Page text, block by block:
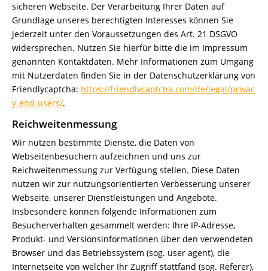
sicheren Webseite. Der Verarbeitung Ihrer Daten auf
Grundlage unseres berechtigten Interesses können Sie
jederzeit unter den Voraussetzungen des Art. 21 DSGVO
widersprechen. Nutzen Sie hierfür bitte die im Impressum
genannten Kontaktdaten. Mehr Informationen zum Umgang
mit Nutzerdaten finden Sie in der Datenschutzerklärung von
Friendlycaptcha: https://friendlycaptcha.com/de/legal/privac
y-end-users/.
Reichweitenmessung
Wir nutzen bestimmte Dienste, die Daten von
Webseitenbesuchern aufzeichnen und uns zur
Reichweitenmessung zur Verfügung stellen. Diese Daten
nutzen wir zur nutzungsorientierten Verbesserung unserer
Webseite, unserer Dienstleistungen und Angebote.
Insbesondere können folgende Informationen zum
Besucherverhalten gesammelt werden: Ihre IP-Adresse,
Produkt- und Versionsinformationen über den verwendeten
Browser und das Betriebssystem (sog. user agent), die
Internetseite von welcher Ihr Zugriff stattfand (sog. Referer),